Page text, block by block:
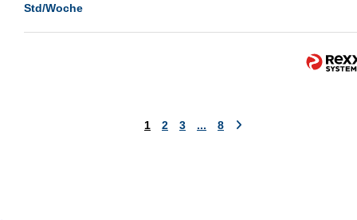
Std/Woche
1 2 3 ... 8